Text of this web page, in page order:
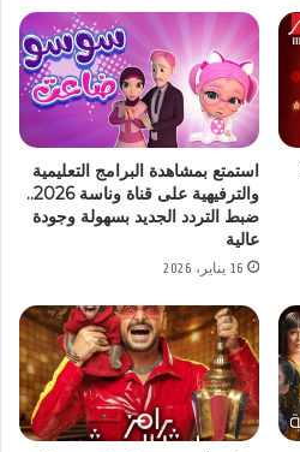
استمتع بمشاهدة البرامج التعليمية
والترفيهية على قناة وناسة 2026..
ضبط التردد الجديد بسهولة وجودة
عالية
16 يناير، 2026